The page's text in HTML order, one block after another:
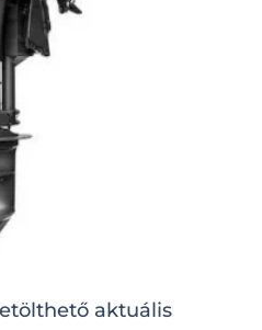
aktuális